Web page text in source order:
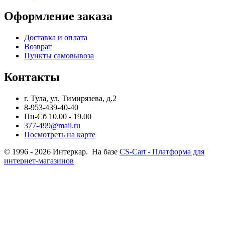
Оформление заказа
Доставка и оплата
Возврат
Пункты самовывоза
Контакты
г. Тула, ул. Тимирязева, д.2
8-953-439-40-40
Пн-Сб 10.00 - 19.00
377-499@mail.ru
Посмотреть на карте
© 1996 - 2026 Интеркар. На базе CS-Cart - Платформа для
интернет-магазинов